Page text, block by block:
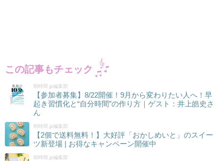
この記事もチェック
朝時間.jp編集部
【参加者募集】8/22開催！9月から変わりたい人へ！早
起き習慣化と“自分時間”の作り方｜ゲスト：井上皓史さ
ん
朝時間.jp編集部
【2個で送料無料！】大好評「おかしめいと」のスイー
ツ新登場 | お得なキャンペーン開催中
朝時間.jp編集部